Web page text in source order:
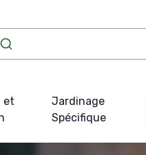
et
Jardinage
Spécifique